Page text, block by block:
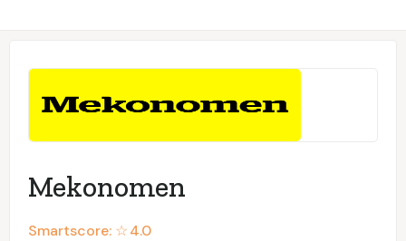
Mekonomen
Smartscore: ☆4.0